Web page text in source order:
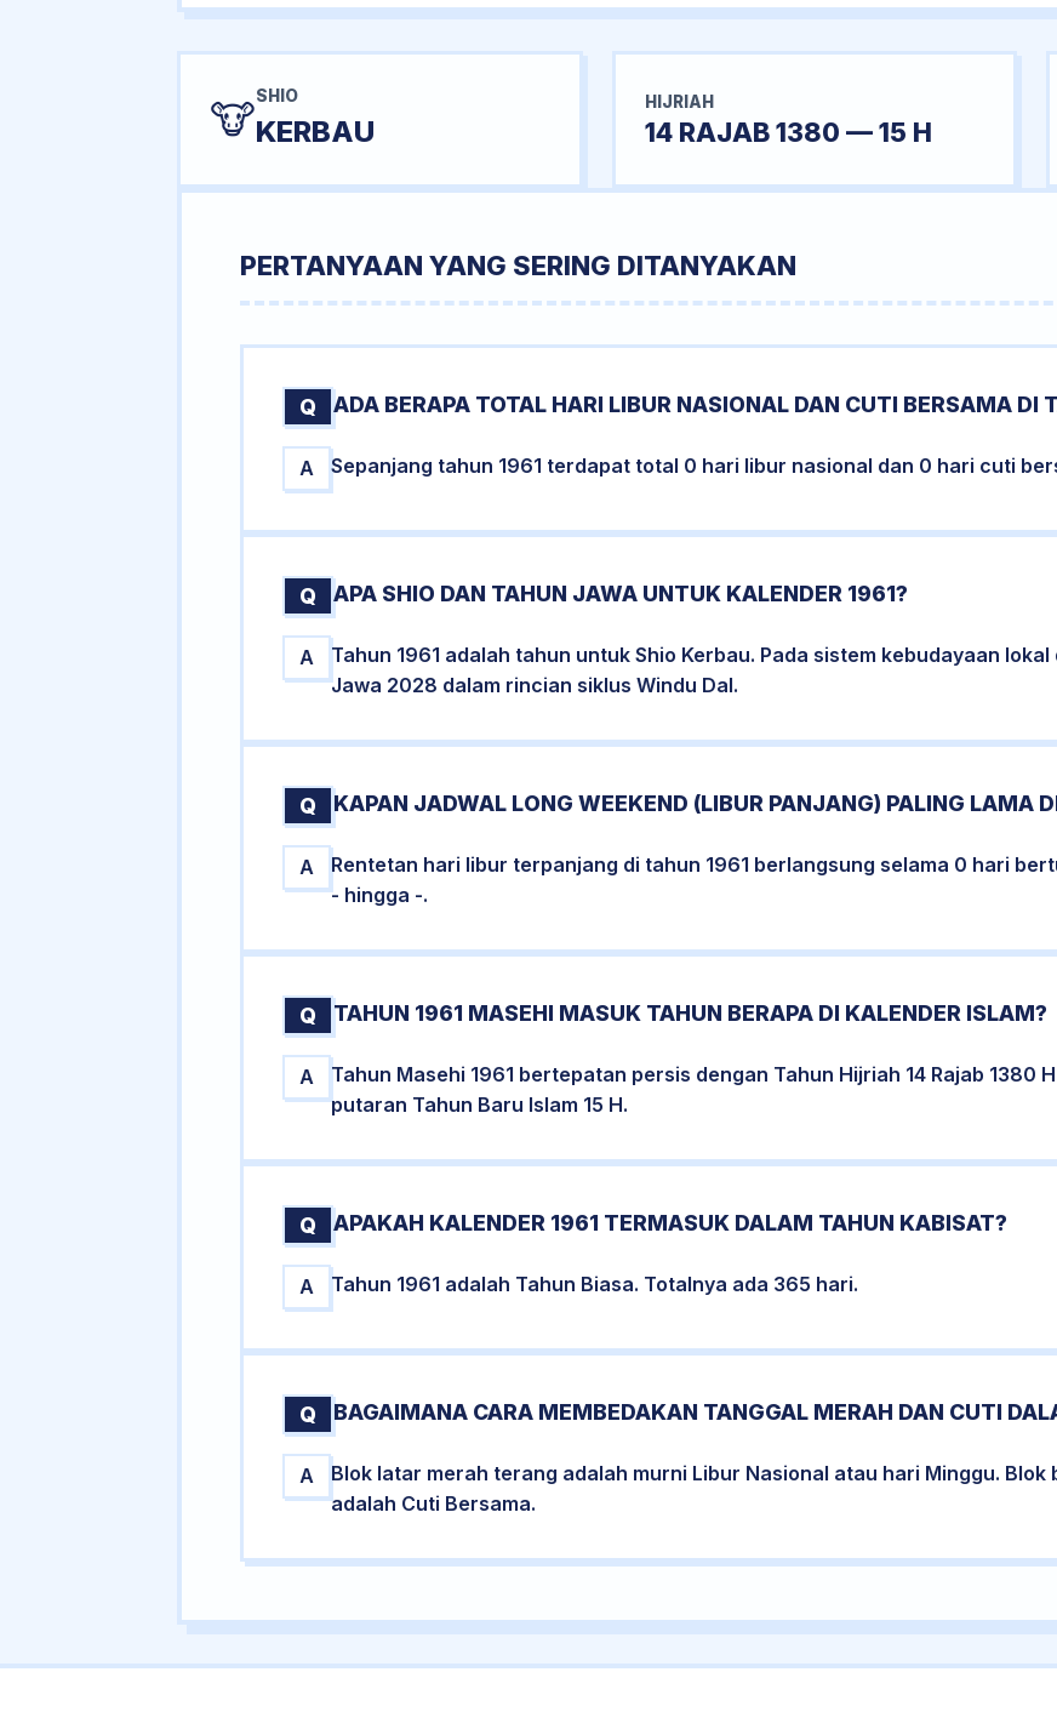
🐮SHIO
KERBAU
HIJRIAH
14 RAJAB 1380 — 15 H
PERTANYAAN YANG SERING DITANYAKAN
Q ADA BERAPA TOTAL HARI LIBUR NASIONAL DAN CUTI BERSAMA DI
A Sepanjang tahun 1961 terdapat total 0 hari libur nasional dan 0 hari cuti
Q APA SHIO DAN TAHUN JAWA UNTUK KALENDER 1961?
A
Tahun 1961 adalah tahun untuk Shio Kerbau. Pada sistem kebudayaan
Jawa 2028 dalam rincian siklus Windu Dal.
Q KAPAN JADWAL LONG WEEKEND (LIBUR PANJANG) PALING LAMA
A
Rentetan hari libur terpanjang di tahun 1961 berlangsung selama 0 hari
- hingga -.
Q TAHUN 1961 MASEHI MASUK TAHUN BERAPA DI KALENDER ISLAM?
A
Tahun Masehi 1961 bertepatan persis dengan Tahun Hijriah 14 Rajab 1380
putaran Tahun Baru Islam 15 H.
Q APAKAH KALENDER 1961 TERMASUK DALAM TAHUN KABISAT?
A Tahun 1961 adalah Tahun Biasa. Totalnya ada 365 hari.
Q BAGAIMANA CARA MEMBEDAKAN TANGGAL MERAH DAN CUTI
A
Blok latar merah terang adalah murni Libur Nasional atau hari Minggu.
adalah Cuti Bersama.